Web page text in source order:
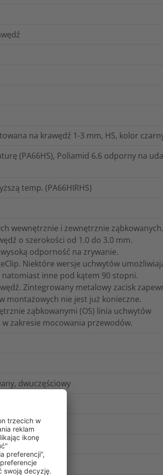
na krawędź 1-3 mm, HS, kolor
(PA66HS), Poliamid 6.6 odporny na
temp. (PA66HIRHS)
wewnętrznie i zewnętrznie ząbkowanych.
o szerokości od 1.0 do 3.0 mm.
odporność na zrywanie.
Niektóre wersje uchwytów
inne pod kątem 90 stopni.
Zintegrowany metalowy zacisk
montażowych nie jest już konieczne.
ząbkowanymi (OS) linia uchwytów
zakresie mocowania przewodów.
dwuczęściowy